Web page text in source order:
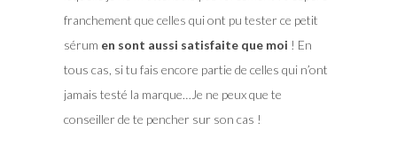
franchement que celles qui ont pu tester ce petit
sérum en sont aussi satisfaite que moi ! En
tous cas, si tu fais encore partie de celles qui n’ont
jamais testé la marque…Je ne peux que te
conseiller de te pencher sur son cas !